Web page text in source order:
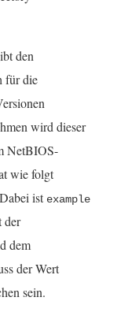
den
für die
wird dieser
NetBIOS-
wie folgt
ist example
der
dem
der Wert
sein.